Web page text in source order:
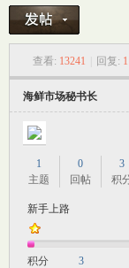
› ›
查看: 13241 回复: 1
海鲜市场秘书长
1
主题
0
回帖
3
积
新手上路
积分 3